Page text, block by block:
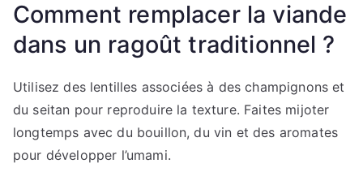
Comment remplacer la viande
dans un ragoût traditionnel ?
Utilisez des lentilles associées à des champignons et
du seitan pour reproduire la texture. Faites mijoter
longtemps avec du bouillon, du vin et des aromates
pour développer l’umami.